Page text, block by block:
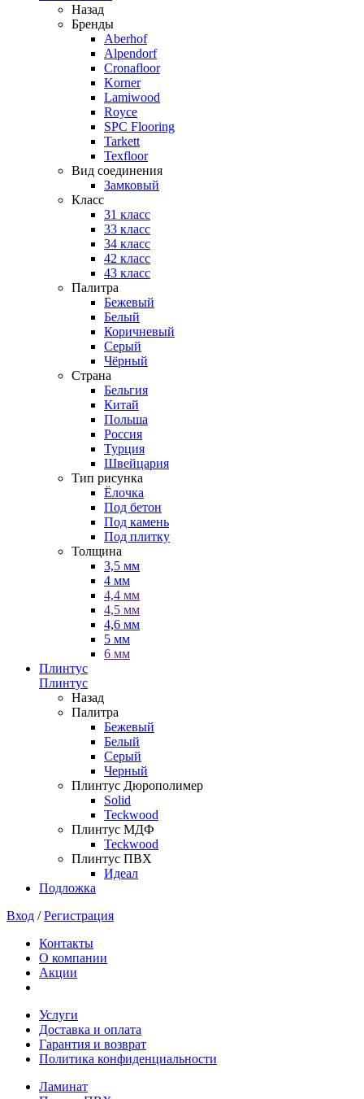
Назад
Бренды
Aberhof
Alpendorf
Cronafloor
Korner
Lamiwood
Royce
SPC Flooring
Tarkett
Texfloor
Вид соединения
Замковый
Класс
31 класс
33 класс
34 класс
42 класс
43 класс
Палитра
Бежевый
Белый
Коричневый
Серый
Чёрный
Страна
Бельгия
Китай
Польша
Россия
Турция
Швейцария
Тип рисунка
Ёлочка
Под бетон
Под камень
Под плитку
Толщина
3,5 мм
4 мм
4,4 мм
4,5 мм
4,6 мм
5 мм
6 мм
Плинтус
Плинтус
Назад
Палитра
Бежевый
Белый
Серый
Черный
Плинтус Дюрополимер
Solid
Teckwood
Плинтус МДФ
Teckwood
Плинтус ПВХ
Идеал
Подложка
Вход /Регистрация
Контакты
О компании
Акции
Услуги
Доставка и оплата
Гарантия и возврат
Политика конфиденциальности
Ламинат